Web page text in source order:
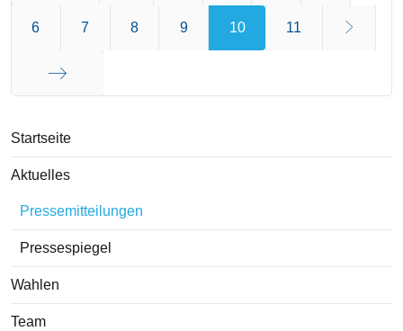
6 7 8 9 10 11
Startseite
Aktuelles
Pressemitteilungen
Pressespiegel
Wahlen
Team